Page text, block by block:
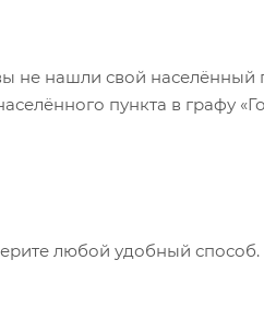
не нашли свой населённый
пункта в графу
любой удобный